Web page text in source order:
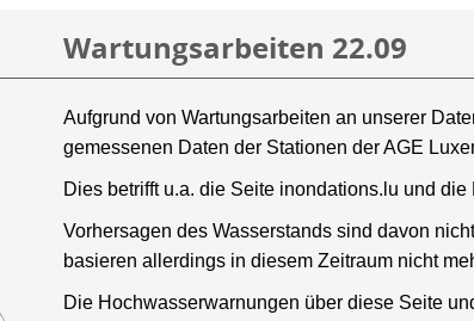
Wartungsarbeiten 22.09
Aufgrund von Wartungsarbeiten an unserer
gemessenen Daten der Stationen der AGE
Dies betrifft u.a. die Seite inondations.lu und die
Vorhersagen des Wasserstands sind davon
basieren allerdings in diesem Zeitraum nicht
Die Hochwasserwarnungen über diese Seite